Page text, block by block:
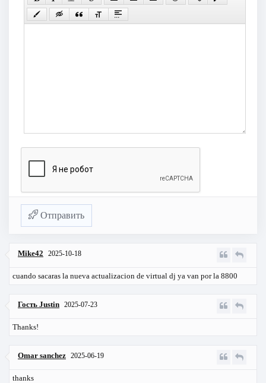
Отправить
Mike42 2025-10-18
cuando sacaras la nueva actualizacion de virtual dj ya van por la 8800
Гость Justin 2025-07-23
Thanks!
Omar sanchez 2025-06-19
thanks